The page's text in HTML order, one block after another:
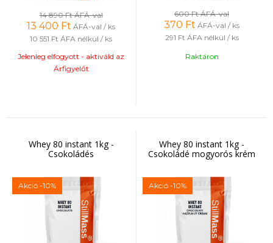
14 890 FtÁFÁ-val
13 400 Ft ÁFÁ-val / ks
10 551 Ft ÁFA nélkül / ks
Jelenleg elfogyott - aktiváld az
Árfigyelőt
600 FtÁFÁ-val
370 Ft ÁFÁ-val / ks
291 Ft ÁFA nélkül / ks
Raktáron
Whey 80 instant 1kg -
Csokoládés
Akció -10%
Whey 80 instant 1kg -
Csokoládé mogyorós krém
Akció -10%